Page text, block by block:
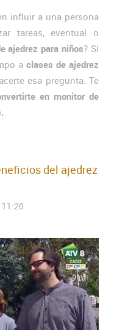
influir a una persona
tareas, eventual o
ajedrez para niños? Si
a clases de ajedrez
esa pregunta. Te
en monitor de
del ajedrez